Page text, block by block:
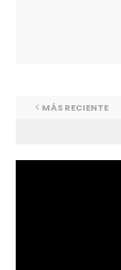
MÁS RECIENTE